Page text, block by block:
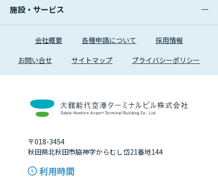
施設・サービス
会社概要 各種申請について 採用情報
お問い合せ サイトマップ プライバシーポリシー
〒018-3454
秋田県北秋田市脇神字からむし岱21番地144
利用時間